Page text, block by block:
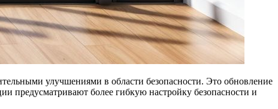
более гибкую настройку безопасности и